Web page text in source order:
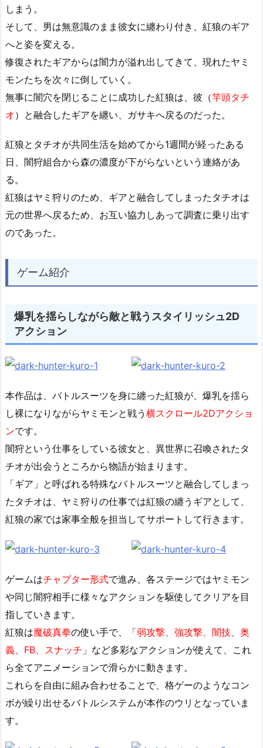
しまう。
そして、男は無意識のまま彼女に纏わり付き、紅狼のギア
へと姿を変える。
修復されたギアからは闇力が溢れ出してきて、現れたヤミ
モンたちを次々に倒していく。
無事に闇穴を閉じることに成功した紅狼は、彼（竿頭タチ
オ）と融合したギアを纏い、ガサキへ戻るのだった。
紅狼とタチオが共同生活を始めてから1週間が経ったある
日、闇狩組合から森の濃度が下がらないという連絡があ
る。
紅狼はヤミ狩りのため、ギアと融合してしまったタチオは
元の世界へ戻るため、お互い協力しあって調査に乗り出す
のであった。
ゲーム紹介
爆乳を揺らしながら敵と戦うスタイリッシュ2D
アクション
本作品は、バトルスーツを身に纏った紅狼が、爆乳を揺ら
し裸になりながらヤミモンと戦う 横スクロール2Dアクショ
ンです。
闇狩という仕事をしている彼女と、異世界に召喚されたタ
チオが出会うところから物語が始まります。
「ギア」と呼ばれる特殊なバトルスーツと融合してしまっ
たタチオは、ヤミ狩りの仕事では紅狼の纏うギアとして、
紅狼の家では家事全般を担当してサポートして行きます。
ゲームはチャプター形式で進み、各ステージではヤミモン
や同じ闇狩相手に様々なアクションを駆使してクリアを目
指していきます。
紅狼は魔破真拳の使い手で、「弱攻撃、強攻撃、闇技、奥
義、FB、スナッチ 」など多彩なアクションが使えて、これ
ら全てアニメーションで滑らかに動きます。
これらを自由に組み合わせることで、格ゲーのようなコン
ボが繰り出せるバトルシステムが本作のウリとなっていま
す。